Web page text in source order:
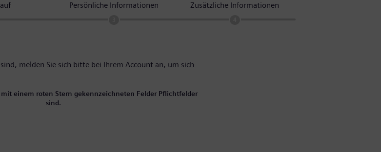
Persönliche Informationen Zusätzliche Informationen
melden Sie sich bitte bei Ihrem Account an, um sich
mit einem roten Stern gekennzeichneten Felder Pflichtfelder
sind.